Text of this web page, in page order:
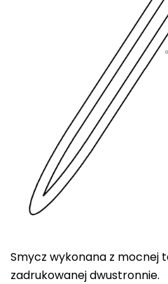
Smycz wykonana z mocnej
zadrukowanej dwustronnie.